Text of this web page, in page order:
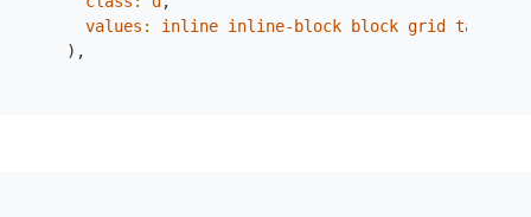
values : inline inline-block block grid table
),